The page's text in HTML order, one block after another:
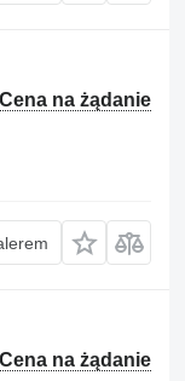
Cena na żądanie
Cena na żądanie